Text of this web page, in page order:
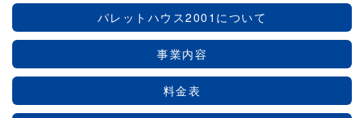
パレットハウス2001について
事業内容
料金表